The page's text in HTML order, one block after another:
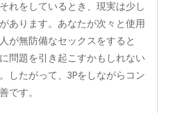
れをしているとき、現実は少し
あります。あなたが次々と使用
が無防備なセックスをすると
問題を引き起こすかもしれない
したがって、3Pをしながらコン
です。